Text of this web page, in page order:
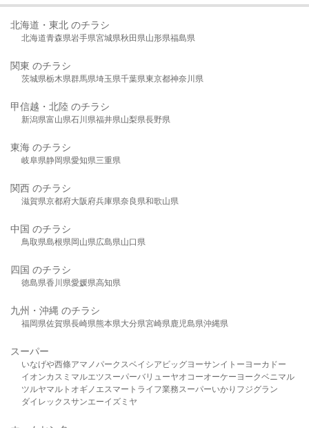
北海道・東北 のチラシ
北海道青森県岩手県宮城県秋田県山形県福島県
関東 のチラシ
茨城県栃木県群馬県埼玉県千葉県東京都神奈川県
甲信越・北陸 のチラシ
新潟県富山県石川県福井県山梨県長野県
東海 のチラシ
岐阜県静岡県愛知県三重県
関西 のチラシ
滋賀県京都府大阪府兵庫県奈良県和歌山県
中国 のチラシ
鳥取県島根県岡山県広島県山口県
四国 のチラシ
徳島県香川県愛媛県高知県
九州・沖縄 のチラシ
福岡県佐賀県長崎県熊本県大分県宮崎県鹿児島県沖縄県
スーパー
いなげや西條アマノパークスベイシア ビッグヨーサンイトーヨーカドー
イオンカスミ マルエツスーパーバリューヤオコーオーケー ヨークベニマル
ツルヤマルト オギノ エスマート ライフ業務スーパーいかり フジグラン
ダイレックスサンエーイズミヤ